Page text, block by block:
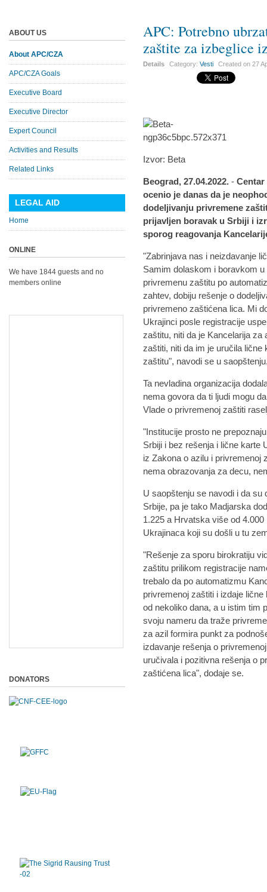
APC: Potrebno
zaštite za izbeglice
Details Category:Vesti Created on27
Izvor: Beta
Beograd, 27.04.2022. -
ocenio je danas da je
dodeljivanju privremene
prijavljen boravak u Srbiji i
sporog reagovanja
"Zabrinjava nas i neizdavanje
Samim dolaskom i boravkom
privremenu zaštitu po
zahtev, dobiju rešenje o
privremeno zaštićena lica. Mi
Ukrajinci posle registracije
zaštitu, niti da je Kancelarija
zaštiti, niti da im je uručila
zaštitu", navodi se u
Ta nevladina organizacija
nema govora da ti ljudi mogu
Vlade o privremenoj zaštiti
"Institucije prosto ne
Srbiji i bez rešenja i lične karte
iz Zakona o azilu i privremenoj
nema obrazovanja za decu,
U saopštenju se navodi i da
Srbije, pa je tako Madjarska
1.225 a Hrvatska više od
Ukrajinaca koji su došli u tu
"Rešenje za sporu birokratiju
zaštitu prilikom registracije
trebalo da po automatizmu
privremenoj zaštiti i izdaje
od nekoliko dana, a u istim tim
svoju nameru da traže
za azil formira punkt za
izdavanje rešenja o
uručivala i pozitivna rešenja o
zaštićena lica", dodaje se.
ABOUT US
About APC/CZA
APC/CZA Goals
Executive Board
Executive Director
Expert Council
Activities and Results
Related Links
LEGAL AID
Home
ONLINE
We have 1844 guests and no
members online
DONATORS